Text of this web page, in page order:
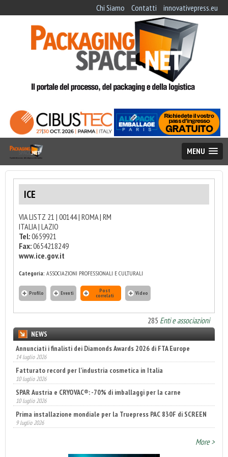
Chi Siamo Contatti innovativepress.eu
MENU
ICE
VIA LISTZ 21 | 00144 | ROMA | RM
ITALIA | LAZIO
Tel:0659921
Fax:0654218249
www.ice.gov.it
Categoria: ASSOCIAZIONI PROFESSIONALI E CULTURALI
Profilo Eventi Post
correlati Video
285 Enti e associazioni
NEWS
Annunciati i finalisti dei Diamonds Awards 2026 di FTA Europe
14 luglio 2026
Fatturato record per l'industria cosmetica in Italia
10 luglio 2026
SPAR Austria e CRYOVAC®: -70% di imballaggi per la carne
10 luglio 2026
Prima installazione mondiale per la Truepress PAC 830F di SCREEN
9 luglio 2026
More >